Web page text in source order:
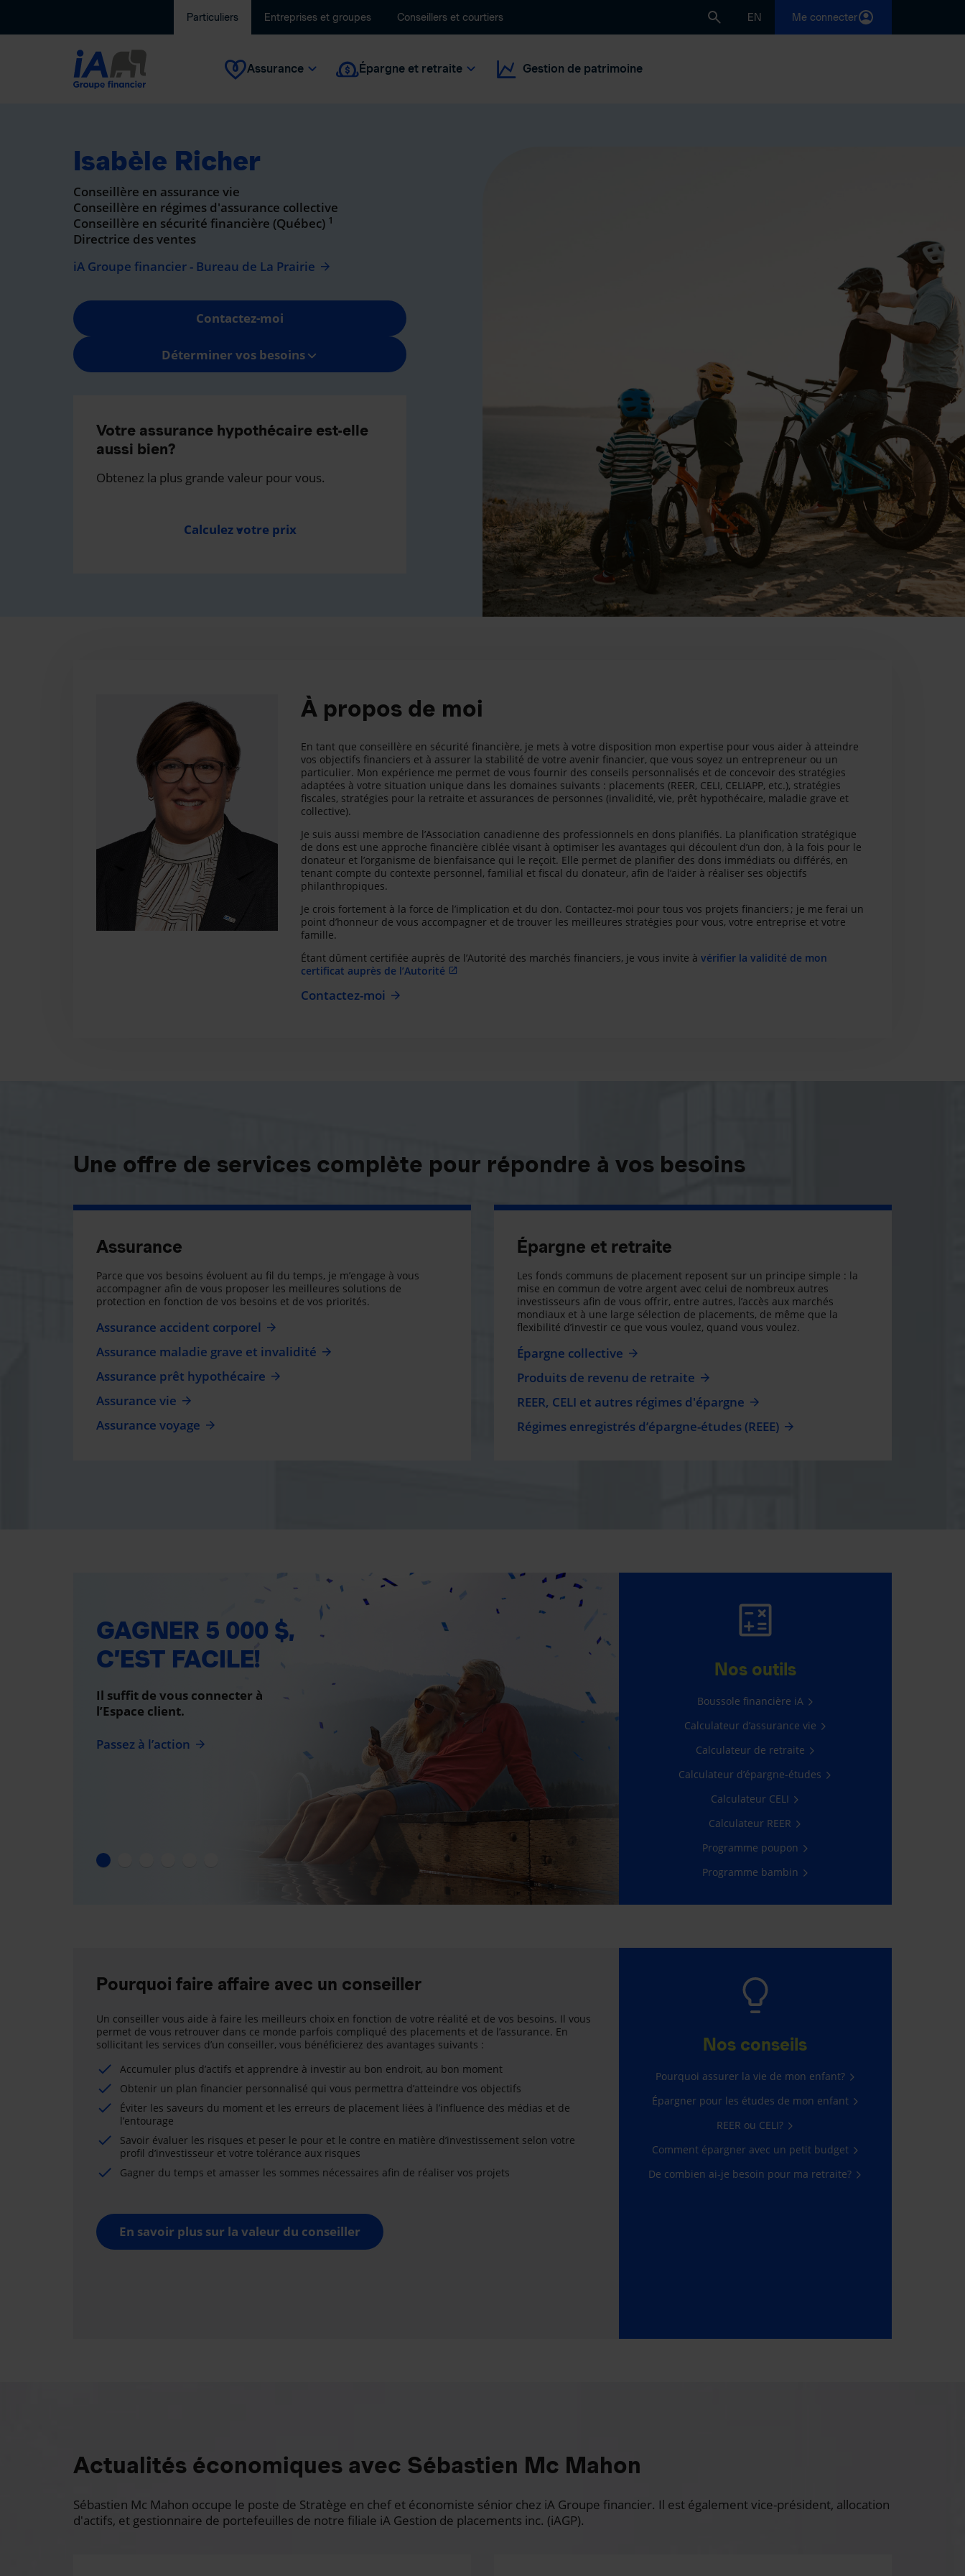
Particuliers Entreprises et groupes Conseillers et courtiers EN Me connecter
Assurance Épargne et retraite Gestion de patrimoine
Isabèle Richer
Conseillère en assurance vie
Conseillère en régimes d'assurance collective
Conseillère en sécurité financière (Québec) 1
Directrice des ventes
iA Groupe financier - Bureau de La Prairie
Contactez-moi
Déterminer vos besoins
Votre assurance hypothécaire est-elle
aussi bien?
Obtenez la plus grande valeur pour vous.
Calculez votre prix
À propos de moi
En tant que conseillère en sécurité financière, je mets à votre disposition mon expertise pour vous aider à atteindre
vos objectifs financiers et à assurer la stabilité de votre avenir financier, que vous soyez un entrepreneur ou un
particulier. Mon expérience me permet de vous fournir des conseils personnalisés et de concevoir des stratégies
adaptées à votre situation unique dans les domaines suivants : placements (REER, CELI, CELIAPP, etc.), stratégies
fiscales, stratégies pour la retraite et assurances de personnes (invalidité, vie, prêt hypothécaire, maladie grave et
collective).
Je suis aussi membre de l’Association canadienne des professionnels en dons planifiés. La planification stratégique
de dons est une approche financière ciblée visant à optimiser les avantages qui découlent d’un don, à la fois pour le
donateur et l’organisme de bienfaisance qui le reçoit. Elle permet de planifier des dons immédiats ou différés, en
tenant compte du contexte personnel, familial et fiscal du donateur, afin de l’aider à réaliser ses objectifs
philanthropiques.
Je crois fortement à la force de l’implication et du don. Contactez-moi pour tous vos projets financiers ; je me ferai un
point d’honneur de vous accompagner et de trouver les meilleures stratégies pour vous, votre entreprise et votre
famille.
Étant dûment certifiée auprès de l’Autorité des marchés financiers, je vous invite à vérifier la validité de mon
certificat auprès de l’Autorité
Contactez-moi
Une offre de services complète pour répondre à vos besoins
Assurance
Parce que vos besoins évoluent au fil du temps, je m’engage à vous
accompagner afin de vous proposer les meilleures solutions de
protection en fonction de vos besoins et de vos priorités.
Assurance accident corporel
Assurance maladie grave et invalidité
Assurance prêt hypothécaire
Assurance vie
Assurance voyage
Épargne et retraite
Les fonds communs de placement reposent sur un principe simple : la
mise en commun de votre argent avec celui de nombreux autres
investisseurs afin de vous offrir, entre autres, l’accès aux marchés
mondiaux et à une large sélection de placements, de même que la
flexibilité d’investir ce que vous voulez, quand vous voulez.
Épargne collective
Produits de revenu de retraite
REER, CELI et autres régimes d'épargne
Régimes enregistrés d’épargne-études (REEE)
GAGNER 5 000 $,
C’EST FACILE!
Il suffit de vous connecter à
l’Espace client.
Passez à l’action
ASSURANCE AUTO
ET HABITATION
565 $ d’économie en moyenne*
Obtenir une soumission
Nos outils
Boussole financière iA
Calculateur d’assurance vie
Calculateur de retraite
Calculateur d’épargne-études
Calculateur CELI
Calculateur REER
Programme poupon
Programme bambin
Pourquoi faire affaire avec un conseiller
Un conseiller vous aide à faire les meilleurs choix en fonction de votre réalité et de vos besoins. Il vous
permet de vous retrouver dans ce monde parfois compliqué des placements et de l’assurance. En
sollicitant les services d’un conseiller, vous bénéficierez des avantages suivants :
Accumuler plus d’actifs et apprendre à investir au bon endroit, au bon moment
Obtenir un plan financier personnalisé qui vous permettra d’atteindre vos objectifs
Éviter les saveurs du moment et les erreurs de placement liées à l’influence des médias et de
l’entourage
Savoir évaluer les risques et peser le pour et le contre en matière d’investissement selon votre
profil d’investisseur et votre tolérance aux risques
Gagner du temps et amasser les sommes nécessaires afin de réaliser vos projets
En savoir plus sur la valeur du conseiller
Nos conseils
Pourquoi assurer la vie de mon enfant?
Épargner pour les études de mon enfant
REER ou CELI?
Comment épargner avec un petit budget
De combien ai-je besoin pour ma retraite?
Actualités économiques avec Sébastien Mc Mahon
Sébastien Mc Mahon occupe le poste de Stratège en chef et économiste sénior chez iA Groupe financier. Il est également vice-président, allocation
d'actifs, et gestionnaire de portefeuilles de notre filiale iA Gestion de placements inc. (iAGP).